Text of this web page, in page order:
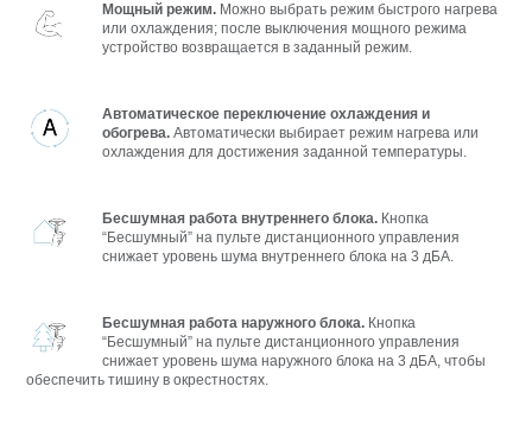
Мощный режим. Можно выбрать режим быстрого нагрева
или охлаждения; после выключения мощного режима
устройство возвращается в заданный режим.
Автоматическое переключение охлаждения и
обогрева.Автоматически выбирает режим нагрева или
охлаждения для достижения заданной температуры.
Бесшумная работа внутреннего блока. Кнопка
“Бесшумный” на пульте дистанционного управления
снижает уровень шума внутреннего блока на 3 дБA.
Бесшумная работа наружного блока. Кнопка
“Бесшумный” на пульте дистанционного управления
снижает уровень шума наружного блока на 3 дБA, чтобы
обеспечить тишину в окрестностях.